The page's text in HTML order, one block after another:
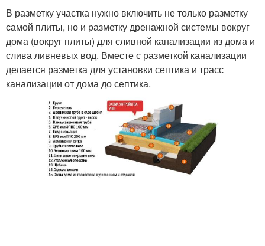
В разметку участка нужно включить не только разметку
самой плиты, но и разметку дренажной системы вокруг
дома (вокруг плиты) для сливной канализации из дома и
слива ливневых вод. Вместе с разметкой канализации
делается разметка для установки септика и трасс
канализации от дома до септика.